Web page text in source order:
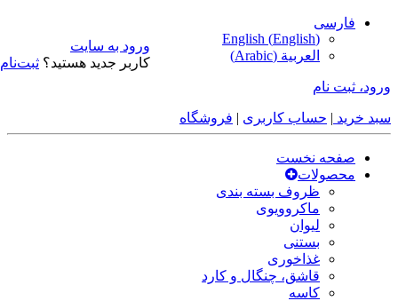
فارسی
English (English)
العربية (
Arabic
)
ورود، ثبت نام
سبد خرید | حساب کاربری | فروشگاه
صفحه نخست
محصولات
ظروف بسته بندی
ماکروویوی
لیوان
بستنی
غذاخوری
قاشق، چنگال و کارد
کاسه
ورود به سایت
کاربر جدید هستید؟ ثبت‌نام